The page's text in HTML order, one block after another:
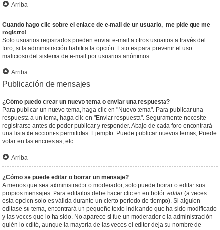
Arriba
Cuando hago clic sobre el enlace de e-mail de un usuario, ¡me pide que me
registre!
Solo usuarios registrados pueden enviar e-mail a otros usuarios a través del
foro, si la administración habilita la opción. Esto es para prevenir el uso
malicioso del sistema de e-mail por usuarios anónimos.
Arriba
Publicación de mensajes
¿Cómo puedo crear un nuevo tema o enviar una respuesta?
Para publicar un nuevo tema, haga clic en "Nuevo tema". Para publicar una
respuesta a un tema, haga clic en "Enviar respuesta". Seguramente necesite
registrarse antes de poder publicar y responder. Abajo de cada foro encontrará
una lista de acciones permitidas. Ejemplo: Puede publicar nuevos temas, Puede
votar en las encuestas, etc.
Arriba
¿Cómo se puede editar o borrar un mensaje?
A menos que sea administrador o moderador, solo puede borrar o editar sus
propios mensajes. Para editarlos debe hacer clic en en botón editar(a veces
esta opción solo es válida durante un cierto periodo de tiempo). Si alguien
editase su tema, encontrará un pequeño texto indicando que ha sido modificado
y las veces que lo ha sido. No aparece si fue un moderador o la administración
quién lo editó, aunque la mayoría de las veces el editor deja su nombre de